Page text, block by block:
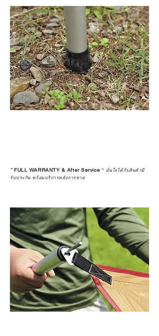
*FULL WARRANTY & After Service * มั่นใจได้กับสินค้ามี
รับประกัน พร้อมบริการหลังการขาย